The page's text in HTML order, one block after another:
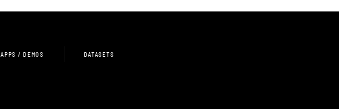
APPS / DEMOS DATASETS